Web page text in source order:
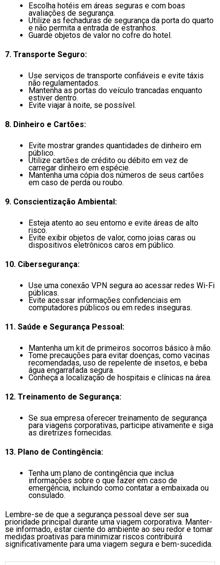
Escolha hotéis em áreas seguras e com boas
avaliações de segurança.
Utilize as fechaduras de segurança da porta do quarto
e não permita a entrada de estranhos.
Guarde objetos de valor no cofre do hotel.
7. Transporte Seguro:
Use serviços de transporte confiáveis e evite táxis
não regulamentados.
Mantenha as portas do veículo trancadas enquanto
estiver dentro.
Evite viajar à noite, se possível.
8. Dinheiro e Cartões:
Evite mostrar grandes quantidades de dinheiro em
público.
Utilize cartões de crédito ou débito em vez de
carregar dinheiro em espécie.
Mantenha uma cópia dos números de seus cartões
em caso de perda ou roubo.
9. Conscientização Ambiental:
Esteja atento ao seu entorno e evite áreas de alto
risco.
Evite exibir objetos de valor, como joias caras ou
dispositivos eletrônicos caros em público.
10. Cibersegurança:
Use uma conexão VPN segura ao acessar redes Wi-Fi
públicas.
Evite acessar informações confidenciais em
computadores públicos ou em redes inseguras.
11. Saúde e Segurança Pessoal:
Mantenha um kit de primeiros socorros básico à mão.
Tome precauções para evitar doenças, como vacinas
recomendadas, uso de repelente de insetos, e beba
água engarrafada segura.
Conheça a localização de hospitais e clínicas na área.
12. Treinamento de Segurança:
Se sua empresa oferecer treinamento de segurança
para viagens corporativas, participe ativamente e siga
as diretrizes fornecidas.
13. Plano de Contingência:
Tenha um plano de contingência que inclua
informações sobre o que fazer em caso de
emergência, incluindo como contatar a embaixada ou
consulado.
Lembre-se de que a segurança pessoal deve ser sua
prioridade principal durante uma viagem corporativa. Manter-
se informado, estar ciente do ambiente ao seu redor e tomar
medidas proativas para minimizar riscos contribuirá
significativamente para uma viagem segura e bem-sucedida.